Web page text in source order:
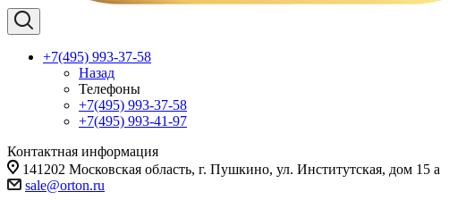
+7(495) 993-37-58
Назад
Телефоны
+7(495) 993-37-58
+7(495) 993-41-97
Контактная информация
141202 Московская область, г. Пушкино, ул. Институтская, дом 15 а
sale@orton.ru